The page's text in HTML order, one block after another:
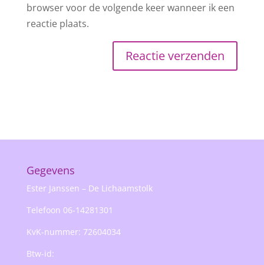
browser voor de volgende keer wanneer ik een
reactie plaats.
Gegevens
Ester Janssen – De Lichaamstolk
Telefoon 06-14281301
KvK-nummer: 72604034
Btw-id: